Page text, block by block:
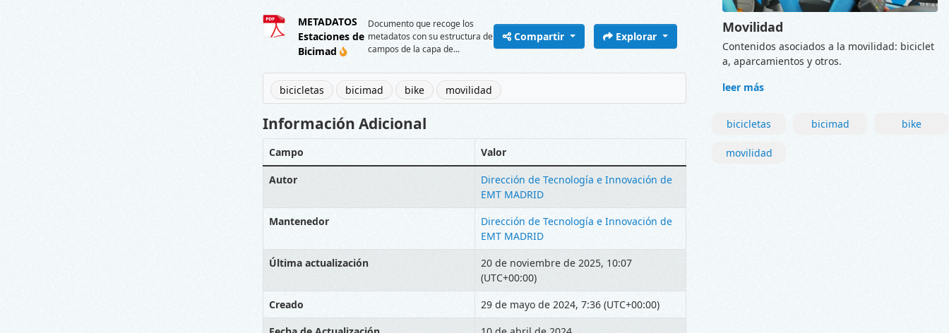
METADATOS
Estaciones de
Bicimad
Documento que recoge los
metadatos con su estructura de
campos de la capa de...
Compartir Explorar
bicicletas bicimad bike movilidad
Información Adicional
Campo Valor
Autor
Dirección de Tecnología e Innovación de
EMT MADRID
Mantenedor
Dirección de Tecnología e Innovación de
EMT MADRID
Última actualización
20 de noviembre de 2025, 10:07
(UTC+00:00)
Creado
29 de mayo de 2024, 7:36 (UTC+00:00)
Movilidad
Contenidos asociados a la movilidad: biciclet
a, aparcamientos y otros.
leer más
bicicletas bicimad bike
movilidad